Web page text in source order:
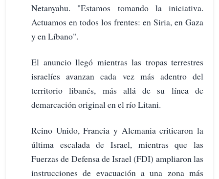
Netanyahu. "Estamos tomando la iniciativa.
Actuamos en todos los frentes: en Siria, en Gaza
y en Líbano".
El anuncio llegó mientras las tropas terrestres
israelíes avanzan cada vez más adentro del
territorio libanés, más allá de su línea de
demarcación original en el río Litani.
Reino Unido, Francia y Alemania criticaron la
última escalada de Israel, mientras que las
Fuerzas de Defensa de Israel (FDI) ampliaron las
instrucciones de evacuación a una zona más